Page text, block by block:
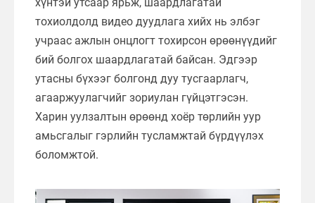
хүнтэй утсаар ярьж, шаардлагатай
тохиолдолд видео дуудлага хийх нь элбэг
учраас ажлын онцлогт тохирсон өрөөнүүдийг
бий болгох шаардлагатай байсан. Эдгээр
утасны бүхээг болгонд дуу тусгаарлагч,
агааржуулагчийг зориулан гүйцэтгэсэн.
Харин уулзалтын өрөөнд хоёр төрлийн уур
амьсгалыг гэрлийн тусламжтай бүрдүүлэх
боломжтой.